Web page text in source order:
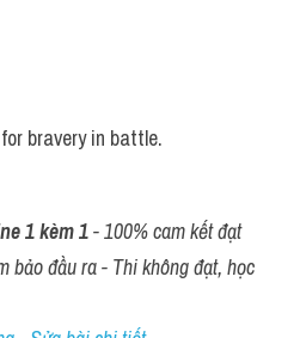
bravery in battle.
1 kèm 1 - 100% cam kết đạt
bảo đầu ra - Thi không đạt, học